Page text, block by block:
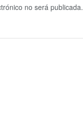
no será publicada.